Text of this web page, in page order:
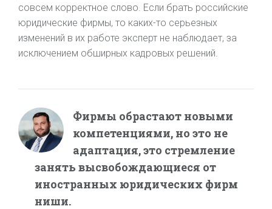
совсем корректное слово. Если брать российские
юридические фирмы, то каких-то серьезных
изменений в их работе эксперт не наблюдает, за
исключением обширных кадровых решений.
Фирмы обрастают новыми
компетенциями, но это не
адаптация, это стремление
занять высвобождающиеся от
иностранных юридических фирм
ниши.